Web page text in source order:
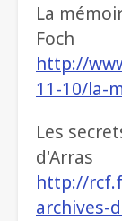
La
Foch
http://
11-10/la-
Les
d'Arras
http://
archives-